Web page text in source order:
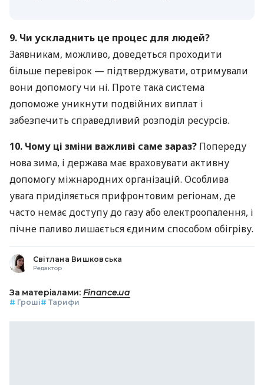
9. Чи ускладнить це процес для людей?
Заявникам, можливо, доведеться проходити
більше перевірок — підтверджувати, отримували
вони допомогу чи ні. Проте така система
допоможе уникнути подвійних виплат і
забезпечить справедливий розподіл ресурсів.
10. Чому ці зміни важливі саме зараз? Попереду
нова зима, і держава має враховувати активну
допомогу міжнародних організацій. Особлива
увага приділяється прифронтовим регіонам, де
часто немає доступу до газу або електроопалення, і
пічне паливо лишається єдиним способом обігріву.
Світлана Вишковська
Редактор
За матеріалами: Finance.ua
# Гроші# Тарифи